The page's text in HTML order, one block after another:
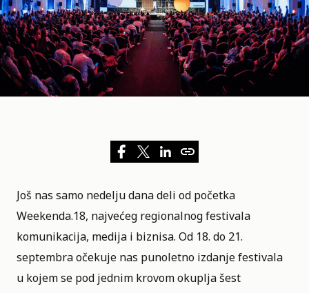
Još nas samo nedelju dana deli od početka
Weekenda.18, najvećeg regionalnog festivala
komunikacija, medija i biznisa. Od 18. do 21.
septembra očekuje nas punoletno izdanje festivala
u kojem se pod jednim krovom okuplja šest